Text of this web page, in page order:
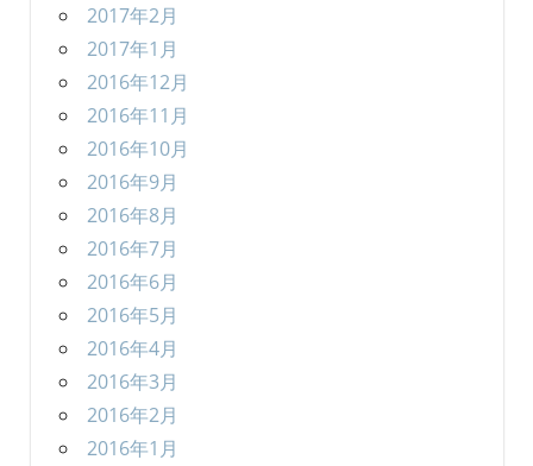
2017年2月
2017年1月
2016年12月
2016年11月
2016年10月
2016年9月
2016年8月
2016年7月
2016年6月
2016年5月
2016年4月
2016年3月
2016年2月
2016年1月